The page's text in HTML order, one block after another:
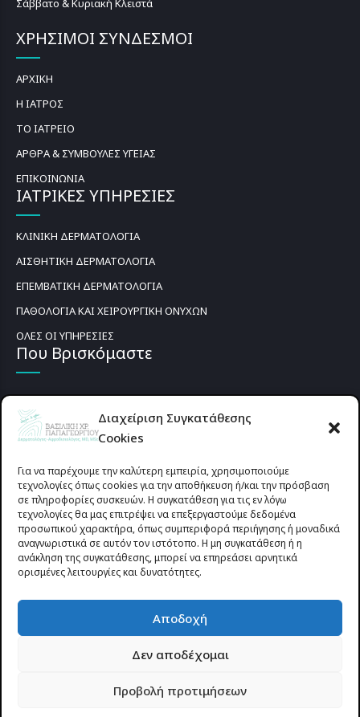
Διαχείριση Συγκατάθεσης
Cookies
Για να παρέχουμε την καλύτερη εμπειρία, χρησιμοποιούμε
τεχνολογίες όπως cookies για την αποθήκευση ή/και την πρόσβαση
σε πληροφορίες συσκευών. Η συγκατάθεση για τις εν λόγω
τεχνολογίες θα μας επιτρέψει να επεξεργαστούμε δεδομένα
προσωπικού χαρακτήρα, όπως συμπεριφορά περιήγησης ή μοναδικά
αναγνωριστικά σε αυτόν τον ιστότοπο. Η μη συγκατάθεση ή η
ανάκληση της συγκατάθεσης, μπορεί να επηρεάσει αρνητικά
ορισμένες λειτουργίες και δυνατότητες.
Αποδοχή
Δεν αποδέχομαι
Προβολή προτιμήσεων
Σάββατο & Κυριακή Κλειστά
ΧΡΗΣΙΜΟΙ ΣΥΝΔΕΣΜΟΙ
ΑΡΧΙΚΗ
Η ΙΑΤΡΟΣ
ΤΟ ΙΑΤΡΕΙΟ
ΑΡΘΡΑ & ΣΥΜΒΟΥΛΕΣ ΥΓΕΙΑΣ
ΕΠΙΚΟΙΝΩΝΙΑ
ΙΑΤΡΙΚΕΣ ΥΠΗΡΕΣΙΕΣ
ΚΛΙΝΙΚΗ ΔΕΡΜΑΤΟΛΟΓΙΑ
ΑΙΣΘΗΤΙΚΗ ΔΕΡΜΑΤΟΛΟΓΙΑ
ΕΠΕΜΒΑΤΙΚΗ ΔΕΡΜΑΤΟΛΟΓΙΑ
ΠΑΘΟΛΟΓΙΑ ΚΑΙ ΧΕΙΡΟΥΡΓΙΚΗ ΟΝΥΧΩΝ
ΟΛΕΣ ΟΙ ΥΠΗΡΕΣΙΕΣ
Που Βρισκόμαστε
Προυσιωτίσσης 27 & Δ.Σταϊκου , Αγρίνιο 30133 (έναντι γηπέδου
Site-Forge.com